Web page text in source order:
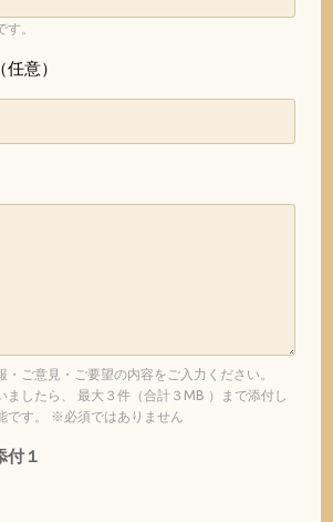
。
意）
・ご意見・ご要望の内容をご入力ください。
ましたら、 最大３件（合計３MB ）まで添付し
です。 ※必須ではありません
付１